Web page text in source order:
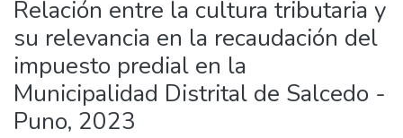
Relación entre la cultura tributaria y
su relevancia en la recaudación del
impuesto predial en la
Municipalidad Distrital de Salcedo -
Puno, 2023